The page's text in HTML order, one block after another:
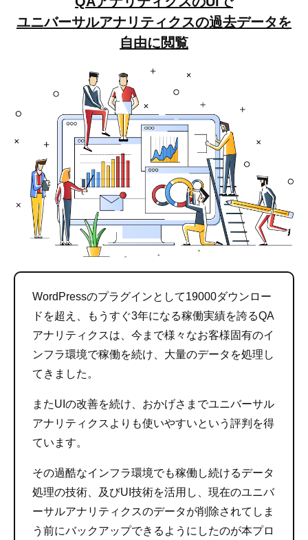
ユニバーサルアナリティクスの過去データを
自由に閲覧
WordPressのプラグインとして19000ダウンロー
ドを超え、もうすぐ3年になる稼働実績を誇るQA
アナリティクスは、今まで様々なお客様固有のイ
ンフラ環境で稼働を続け、大量のデータを処理し
てきました。
またUIの改善を続け、おかげさまでユニバーサル
アナリティクスよりも使いやすいという評判を得
ています。
その過酷なインフラ環境でも稼働し続けるデータ
処理の技術、及びUI技術を活用し、現在のユニバ
ーサルアナリティクスのデータが削除されてしま
う前にバックアップできるようにしたのが本プロ